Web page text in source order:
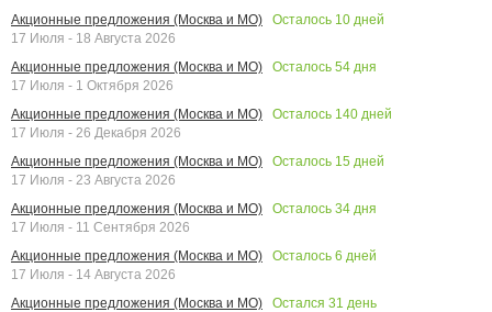
Акционные предложения (Москва и МО)
Осталось 10 дней
17 Июля - 18 Августа 2026
Акционные предложения (Москва и МО)
Осталось 54 дня
17 Июля - 1 Октября 2026
Акционные предложения (Москва и МО)
Осталось 140 дней
17 Июля - 26 Декабря 2026
Акционные предложения (Москва и МО)
Осталось 15 дней
17 Июля - 23 Августа 2026
Акционные предложения (Москва и МО)
Осталось 34 дня
17 Июля - 11 Сентября 2026
Акционные предложения (Москва и МО)
Осталось 6 дней
17 Июля - 14 Августа 2026
Акционные предложения (Москва и МО)
Остался 31 день